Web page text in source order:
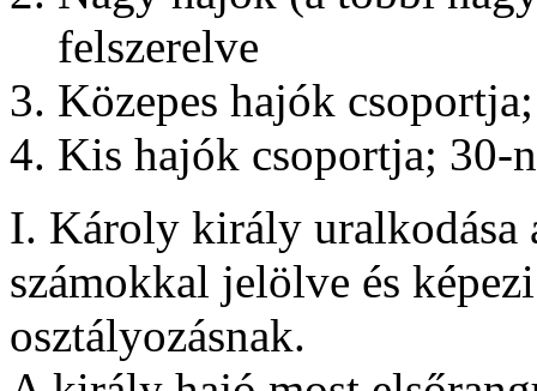
felszerelve
Közepes hajók
Kis hajók csoportja; 30-
I. Károly király uralkodása
számokkal jelölve és
osztályozásnak.